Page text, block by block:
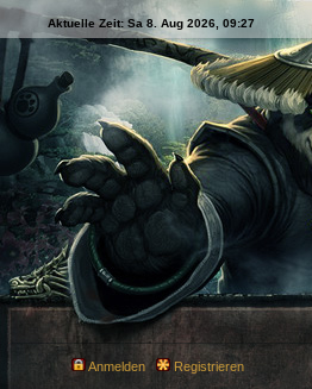
Aktuelle Zeit: Sa 8. Aug 2026, 09:27
Anmelden Registrieren